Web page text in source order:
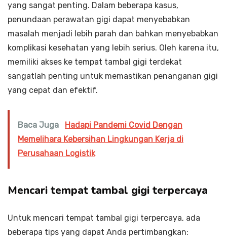
yang sangat penting. Dalam beberapa kasus,
penundaan perawatan gigi dapat menyebabkan
masalah menjadi lebih parah dan bahkan menyebabkan
komplikasi kesehatan yang lebih serius. Oleh karena itu,
memiliki akses ke tempat tambal gigi terdekat
sangatlah penting untuk memastikan penanganan gigi
yang cepat dan efektif.
Baca Juga
Hadapi Pandemi Covid Dengan
Memelihara Kebersihan Lingkungan Kerja di
Perusahaan Logistik
Mencari tempat tambal gigi terpercaya
Untuk mencari tempat tambal gigi terpercaya, ada
beberapa tips yang dapat Anda pertimbangkan: